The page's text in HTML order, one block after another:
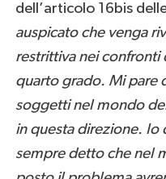
dell’articolo 16bis
auspicato che venga
restrittiva nei confronti
quarto grado. Mi pare
soggetti nel mondo
in questa direzione. Io
sempre detto che nel